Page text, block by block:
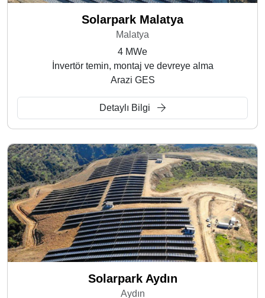
Solarpark Malatya
Malatya
4 MWe
İnvertör temin, montaj ve devreye alma
Arazi GES
Detaylı Bilgi
Solarpark Aydın
Aydın